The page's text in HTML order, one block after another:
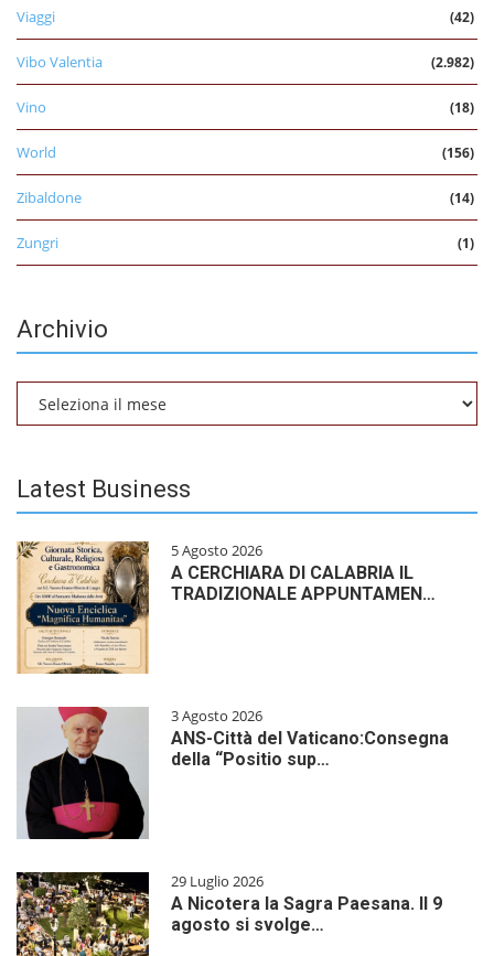
Viaggi (42)
Vibo Valentia (2.982)
Vino (18)
World (156)
Zibaldone (14)
Zungri (1)
Archivio
Latest Business
5 Agosto 2026
A CERCHIARA DI CALABRIA IL
TRADIZIONALE APPUNTAMEN…
3 Agosto 2026
ANS-Città del Vaticano:Consegna
della “Positio sup…
29 Luglio 2026
A Nicotera la Sagra Paesana. Il 9
agosto si svolge…